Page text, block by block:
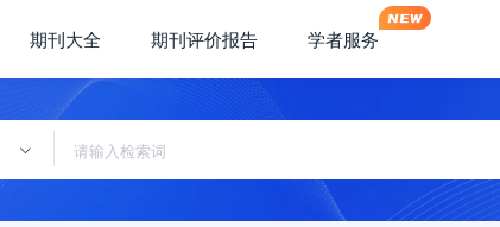
期刊大全 期刊评价报告 学者服务